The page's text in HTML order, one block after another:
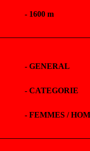
- 1600 m
- GENERAL
- CATEGORIE
- FEMMES /